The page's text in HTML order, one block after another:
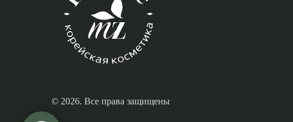
© 2026. Все права защищены